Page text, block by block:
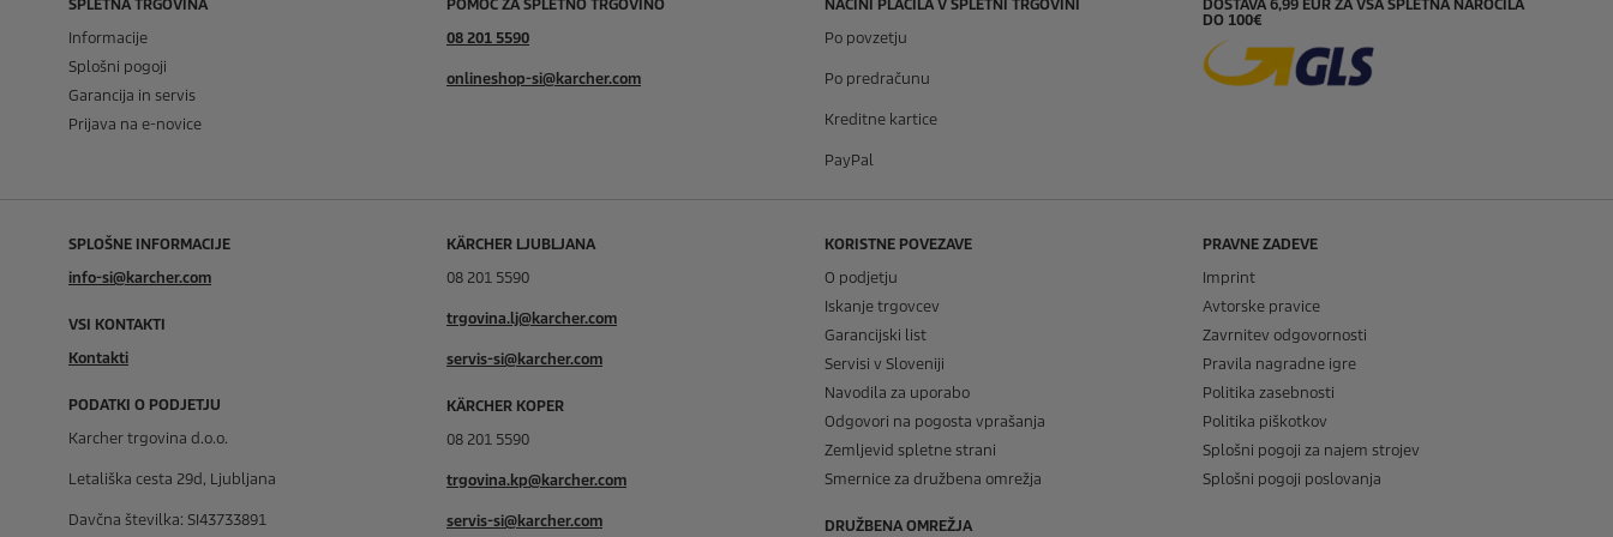
SPLETNA TRGOVINA
Informacije
Splošni pogoji
Garancija in servis
Prijava na e-novice
POMOČ ZA SPLETNO TRGOVINO
08 201 5590
onlineshop-si@karcher.com
NAČINI PLAČILA V SPLETNI TRGOVINI
Po povzetju
Po predračunu
Kreditne kartice
PayPal
DOSTAVA 6,99 EUR ZA VSA SPLETNA NAROČILA
DO 100€
SPLOŠNE INFORMACIJE
info-si@karcher.com
VSI KONTAKTI
Kontakti
PODATKI O PODJETJU
Karcher trgovina d.o.o.
Letališka cesta 29d, Ljubljana
Davčna številka: SI43733891
KÄRCHER LJUBLJANA
08 201 5590
trgovina.lj@karcher.com
servis-si@karcher.com
KÄRCHER KOPER
08 201 5590
trgovina.kp@karcher.com
servis-si@karcher.com
KORISTNE POVEZAVE
O podjetju
Iskanje trgovcev
Garancijski list
Servisi v Sloveniji
Navodila za uporabo
Odgovori na pogosta vprašanja
Zemljevid spletne strani
Smernice za družbena omrežja
DRUŽBENA OMREŽJA
PRAVNE ZADEVE
Imprint
Avtorske pravice
Zavrnitev odgovornosti
Pravila nagradne igre
Politika zasebnosti
Politika piškotkov
Splošni pogoji za najem strojev
Splošni pogoji poslovanja